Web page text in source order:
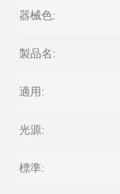
器械色:
製品名:
適用:
光源:
標準: